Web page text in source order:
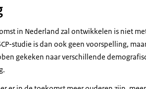
in Nederland zal ontwikkelen is niet
studie is dan ook geen voorspelling,
gekeken naar verschillende